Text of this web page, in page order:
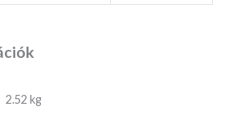
2.52 kg